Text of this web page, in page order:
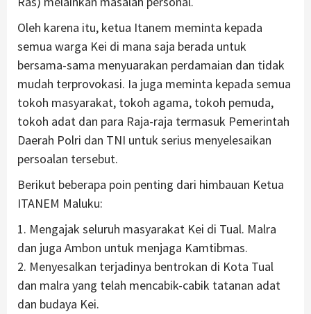
Oleh karena itu, ketua Itanem meminta kepada
semua warga Kei di mana saja berada untuk
bersama-sama menyuarakan perdamaian dan tidak
mudah terprovokasi. Ia juga meminta kepada semua
tokoh masyarakat, tokoh agama, tokoh pemuda,
tokoh adat dan para Raja-raja termasuk Pemerintah
Daerah Polri dan TNI untuk serius menyelesaikan
persoalan tersebut.
Berikut beberapa poin penting dari himbauan Ketua
ITANEM Maluku:
1. Mengajak seluruh masyarakat Kei di Tual. Malra
dan juga Ambon untuk menjaga Kamtibmas.
2. Menyesalkan terjadinya bentrokan di Kota Tual
dan malra yang telah mencabik-cabik tatanan adat
dan budaya Kei.